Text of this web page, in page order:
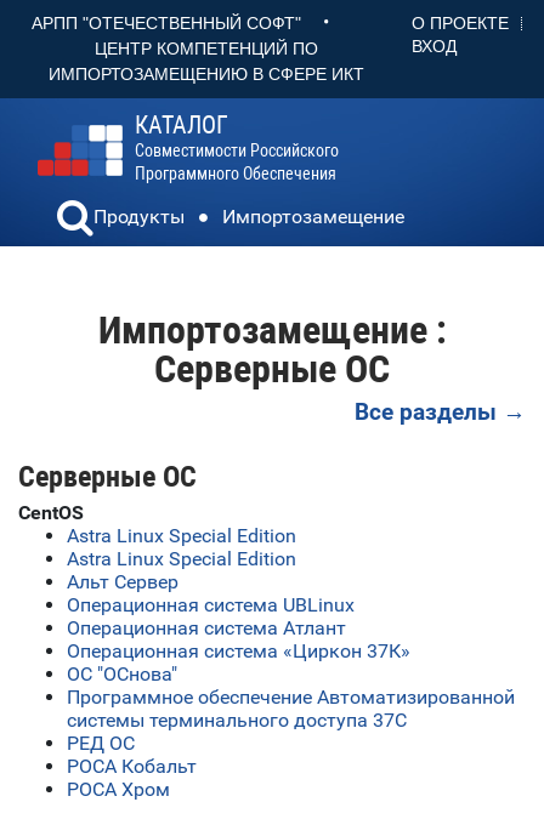
АРПП "ОТЕЧЕСТВЕННЫЙ СОФТ" •
ЦЕНТР КОМПЕТЕНЦИЙ ПО
ИМПОРТОЗАМЕЩЕНИЮ В СФЕРЕ ИКТ
О ПРОЕКТЕ
ВХОД
КАТАЛОГ
Совместимости Российского
Программного Обеспечения
Продукты Импортозамещение
Импортозамещение :
Серверные ОС
Все разделы →
Серверные ОС
CentOS
Astra Linux Special Edition
Astra Linux Special Edition
Альт Сервер
Операционная система UBLinux
Операционная система Атлант
Операционная система «Циркон 37К»
ОС "ОСнова"
Программное обеспечение Автоматизированной
системы терминального доступа 37С
РЕД ОС
РОСА Кобальт
РОСА Хром